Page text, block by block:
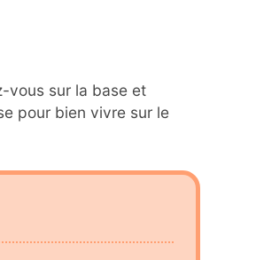
vous sur la base et
pour bien vivre sur le